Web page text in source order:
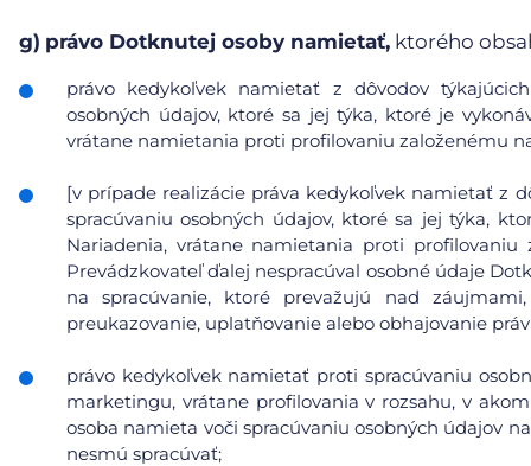
g) právo Dotknutej osoby namietať, ktorého
právo kedykoľvek namietať z dôvodov
osobných údajov, ktoré sa jej týka, ktoré je
vrátane namietania proti profilovaniu založenému
[v prípade realizácie práva kedykoľvek namietať z
spracúvaniu osobných údajov, ktoré sa jej týka,
Nariadenia, vrátane namietania proti
Prevádzkovateľ ďalej nespracúval osobné údaje
na spracúvanie, ktoré prevažujú nad
preukazovanie, uplatňovanie alebo obhajovanie
právo kedykoľvek namietať proti spracúvaniu
marketingu, vrátane profilovania v rozsahu, v
osoba namieta voči spracúvaniu osobných údajov
nesmú spracúvať;